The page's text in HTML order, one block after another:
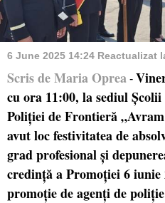
6 June 2025 14:24 Reactualizat
Scris de Maria Oprea -
cu ora 11:00, la sediul
Poliției de Frontieră
avut loc festivitatea de
grad profesional și
credință a Promoției 6 iunie
promoție de agenți de